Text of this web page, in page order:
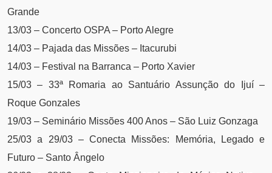
Grande
13/03 – Concerto OSPA – Porto Alegre
14/03 – Pajada das Missões – Itacurubi
14/03 – Festival na Barranca – Porto Xavier
15/03 – 33ª Romaria ao Santuário Assunção do Ijuí –
Roque Gonzales
19/03 – Seminário Missões 400 Anos – São Luiz Gonzaga
25/03 a 29/03 – Conecta Missões: Memória, Legado e
Futuro – Santo Ângelo